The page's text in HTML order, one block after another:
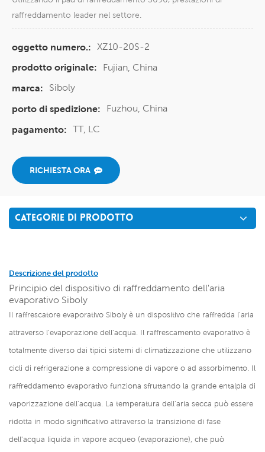
raffreddamento leader nel settore.
oggetto numero.:
XZ10-20S-2
prodotto originale:
Fujian, China
marca:
Siboly
porto di spedizione:
Fuzhou, China
pagamento: TT, LC
RICHIESTA ORA
CATEGORIE DI PRODOTTO
Descrizione del prodotto
Principio del dispositivo di raffreddamento dell'aria
evaporativo Siboly
Il raffrescatore evaporativo Siboly è un dispositivo che raffredda l'aria
attraverso l'evaporazione dell'acqua. Il raffrescamento evaporativo è
totalmente diverso dai tipici sistemi di climatizzazione che utilizzano
cicli di refrigerazione a compressione di vapore o ad assorbimento. Il
raffreddamento evaporativo funziona sfruttando la grande entalpia di
vaporizzazione dell'acqua. La temperatura dell'aria secca può essere
ridotta in modo significativo attraverso la transizione di fase
dell'acqua liquida in vapore acqueo (evaporazione), che può